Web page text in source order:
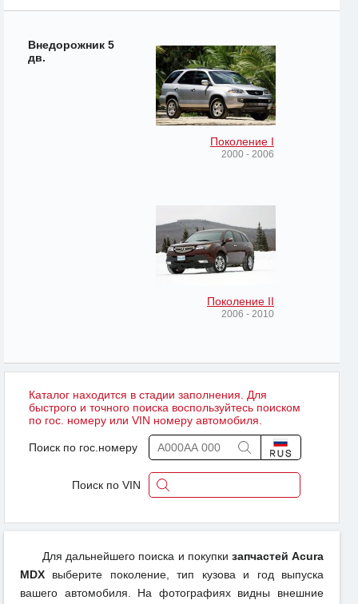
Внедорожник 5
дв.
Поколение I
2000 - 2006
Поколение II
2006 - 2010
Каталог находится в стадии заполнения. Для
быстрого и точного поиска воспользуйтесь поиском
по гос. номеру или VIN номеру автомобиля.
Поиск по гос.номеру
Поиск по VIN
Для дальнейшего поиска и покупки запчастей Acura
MDX выберите поколение, тип кузова и год выпуска
вашего автомобиля. На фотографиях видны внешние